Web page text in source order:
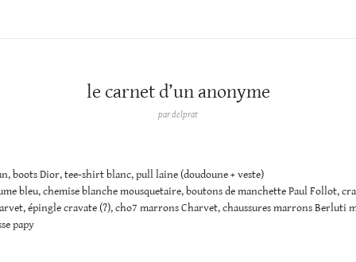
le carnet d’un anonyme
pardelprat
boots Dior, tee-shirt blanc, pull laine (doudoune + veste)
bleu, chemise blanche mousquetaire, boutons de manchette Paul Follot,
épingle cravate (?), cho7 marrons Charvet, chaussures marrons Berluti
papy